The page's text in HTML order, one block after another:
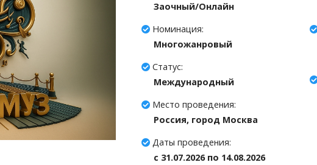
Заочный/Онлайн
Номинация:
Многожанровый
Статус:
Международный
Место проведения:
Россия, город Москва
Даты проведения:
c 31.07.2026 по 14.08.2026